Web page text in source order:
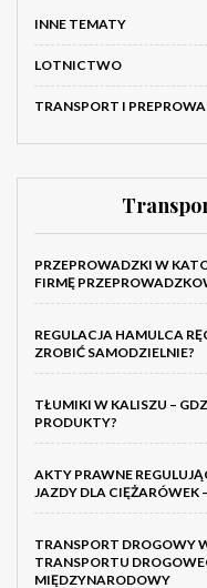
INNE TEMATY
LOTNICTWO
TRANSPORT I
PRZEPROWADZKI W
FIRMĘ
REGULACJA HAMULCA
ZROBIĆ SAMODZIELNIE?
TŁUMIKI W KALISZU –
PRODUKTY?
AKTY PRAWNE
JAZDY DLA CIĘŻARÓWEK
TRANSPORT DROGOWY
TRANSPORTU
MIĘDZYNARODOWY